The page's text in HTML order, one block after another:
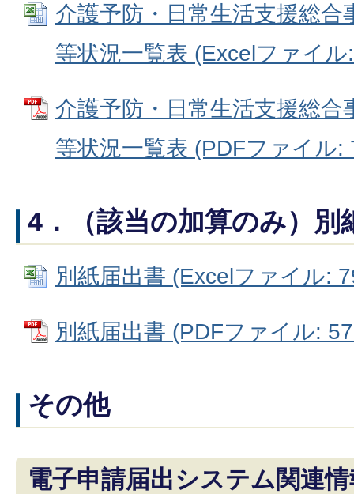
介護予防・日常生活支援総合
等状況一覧表 (Excelファイ
介護予防・日常生活支援総合
等状況一覧表 (PDFファイル:
4．（該当の加算のみ）別
別紙届出書 (Excelファイル:
別紙届出書 (PDFファイル:
その他
電子申請届出システム関連